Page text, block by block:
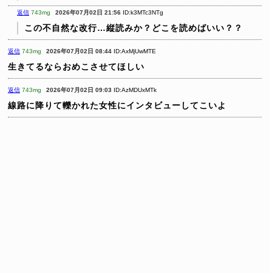
返信 743mg 2026年07月02日 21:56 ID:k3MTc3NTg
この不自然な改行…縦読みか？どこを読めばいい？？
返信 743mg 2026年07月02日 08:44 ID:AxMjUwMTE
生きてるならおめこさせてほしい
返信 743mg 2026年07月02日 09:03 ID:AzMDUxMTk
線路に降りて轢かれた女性にインタビューしてこいよ